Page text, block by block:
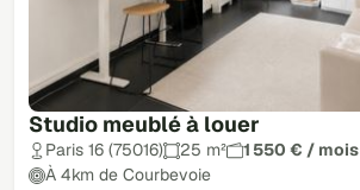
Studio meublé à louer
Paris 16 (75016) 25 m²
1 550 € / mois
À 4km de Courbevoie